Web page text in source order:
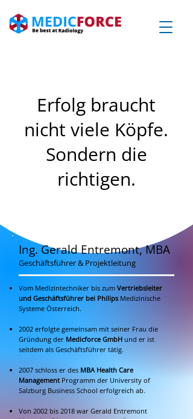
Erfolg braucht
nicht viele Köpfe.
Sondern die
richtigen.
Ing. Gerald Entremont, MBA
Geschäftsführer & Projektleitung
Vom Medizintechniker bis zum Vertriebsleiter
und Geschäftsführer bei PhilipsMedizinische
Systeme Österreich.
2002 erfolgte gemeinsam mit seiner Frau die
Gründung der Medicforce GmbH und er ist
seitdem als Geschäftsführer tätig.
2007 schloss er des MBA Health Care
ManagementProgramm der University of
Salzburg Business School erfolgreich ab.
Von 2002 bis 2018 war Gerald Entremont